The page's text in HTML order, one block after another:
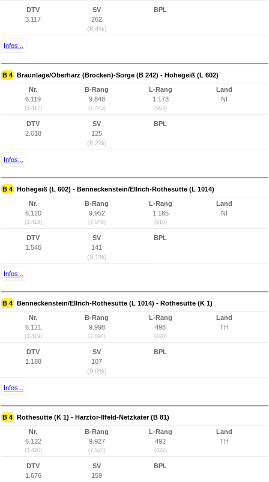
DTV
3.117
SV
262
(8,4%)
BPL
Infos...
B 4 Braunlage/Oberharz (Brocken)-Sorge (B 242) - Hohegeiß (L 602)
Nr.
6.119
(3.417)
B-Rang
9.848
(7.445)
L-Rang
1.173
(904)
Land
NI
DTV
2.018
SV
125
(6,2%)
BPL
Infos...
B 4 Hohegeiß (L 602) - Benneckenstein/Ellrich-Rothesütte (L 1014)
Nr.
6.120
(3.418)
B-Rang
9.952
(7.548)
L-Rang
1.185
(916)
Land
NI
DTV
1.546
SV
141
(9,1%)
BPL
Infos...
B 4 Benneckenstein/Ellrich-Rothesütte (L 1014) - Rothesütte (K 1)
Nr.
6.121
(3.419)
B-Rang
9.998
(7.594)
L-Rang
498
(428)
Land
TH
DTV
1.188
SV
107
(9,0%)
BPL
Infos...
B 4 Rothesütte (K 1) - Harztor-Ilfeld-Netzkater (B 81)
Nr.
6.122
(3.420)
B-Rang
9.927
(7.524)
L-Rang
492
(422)
Land
TH
DTV
1.676
SV
159
BPL